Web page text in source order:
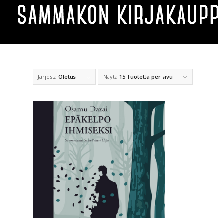
Järjestä Oletus Näytä 15 Tuotetta per sivu